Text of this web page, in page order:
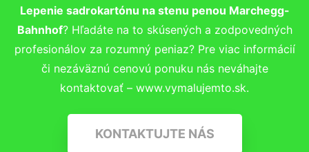
Lepenie sadrokartónu na stenu penou Marchegg-
Bahnhof? Hľadáte na to skúsených a zodpovedných
profesionálov za rozumný peniaz? Pre viac informácií
či nezáväznú cenovú ponuku nás neváhajte
kontaktovať – www.vymalujemto.sk.
KONTAKTUJTE NÁS